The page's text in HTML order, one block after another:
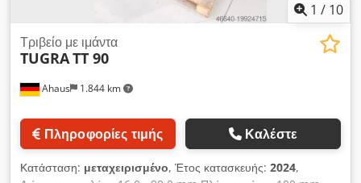
1 / 10
Ahaus 1.844 km
Τριβείο με ιμάντα
TUGRATT 90
Πληροφορίες τιμής Καλέστε
Κατάσταση: μεταχειρισμένο, Έτος κατασκευής: 2024,